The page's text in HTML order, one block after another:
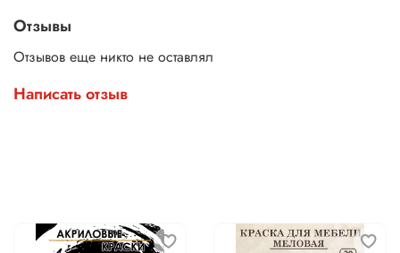
Отзывы
Отзывов еще никто не оставлял
Написать отзыв